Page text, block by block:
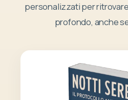
personalizzati per
profondo, anche